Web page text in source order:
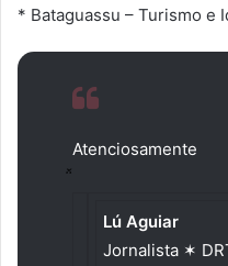
* Bataguassu – Turismo e
Atenciosamente
Lú Aguiar
Jornalista ✶